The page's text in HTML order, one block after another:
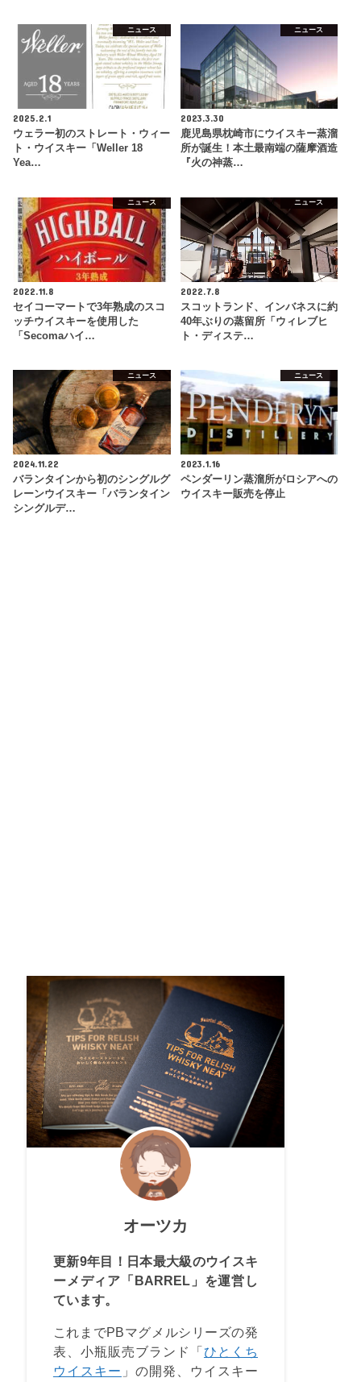
ニュース
2025.2.1
ウェラー初のストレート・ウィー
ト・ウイスキー「Weller 18
Yea…
ニュース
2023.3.30
鹿児島県枕崎市にウイスキー蒸溜
所が誕生！本土最南端の薩󠄀摩酒造
『火の神蒸…
ニュース
2022.11.8
セイコーマートで3年熟成のスコ
ッチウイスキーを使用した
「Secomaハイ…
ニュース
2022.7.8
スコットランド、インバネスに約
40年ぶりの蒸留所「ウィレブヒ
ト・ディステ…
ニュース
2024.11.22
バランタインから初のシングルグ
レーンウイスキー「バランタイン
シングルデ…
ニュース
2023.1.16
ペンダーリン蒸溜所がロシアへの
ウイスキー販売を停止
オーツカ
更新9年目！日本最大級のウイスキ
ーメディア「BARREL」を運営し
ています。
これまでPBマグメルシリーズの発
表、小瓶販売ブランド「ひとくち
ウイスキー 」の開発、ウイスキー